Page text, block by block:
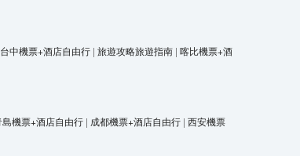
台中機票+酒店自由行 | 旅遊攻略旅遊指南 | 喀比機票+酒
島機票+酒店自由行 | 成都機票+酒店自由行 | 西安機票